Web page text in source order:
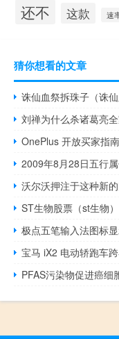
还不 这款 速
猜你想看的文章
诛仙血祭拆珠子（诛仙
刘禅为什么杀诸葛亮
OnePlus 开放买家指
2009年8月28日五行
沃尔沃押注于这种新
ST生物股票（st生物）
极点五笔输入法图标
宝马 iX2 电动轿跑车
PFAS污染物促进癌细